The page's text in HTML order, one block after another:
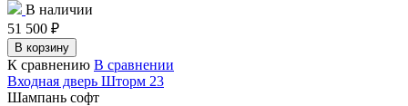
В наличии
51 500 ₽
В корзину
К сравнению В сравнении
Входная дверь Шторм 23
Шампань софт